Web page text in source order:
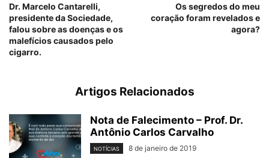
Dr. Marcelo Cantarelli,
presidente da Sociedade,
falou sobre as doenças e os
malefícios causados pelo
cigarro.
Os segredos do meu
coração foram revelados e
agora?
Artigos Relacionados
Nota de Falecimento – Prof. Dr.
Antônio Carlos Carvalho
NOTÍCIAS 8 de janeiro de 2019